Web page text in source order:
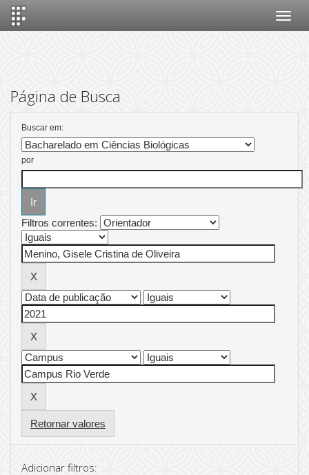
Página de Busca
Buscar em:
por
Filtros correntes:
Retornar valores
Adicionar filtros: